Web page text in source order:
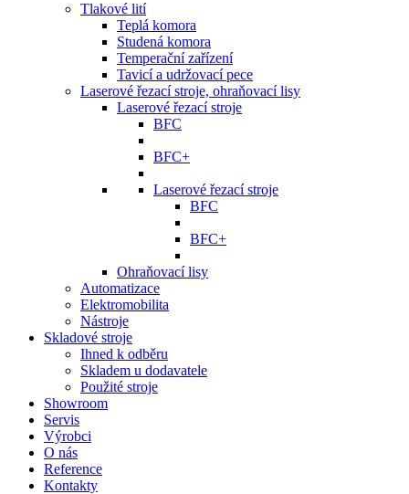
Tlakové lití
Teplá komora
Studená komora
Temperační zařízení
Tavicí a udržovací pece
Laserové řezací stroje, ohraňovací lisy
Laserové řezací stroje
BFC
BFC+
Laserové řezací stroje
BFC
BFC+
Ohraňovací lisy
Automatizace
Elektromobilita
Nástroje
Skladové stroje
Ihned k odběru
Skladem u dodavatele
Použité stroje
Showroom
Servis
Výrobci
O nás
Reference
Kontakty